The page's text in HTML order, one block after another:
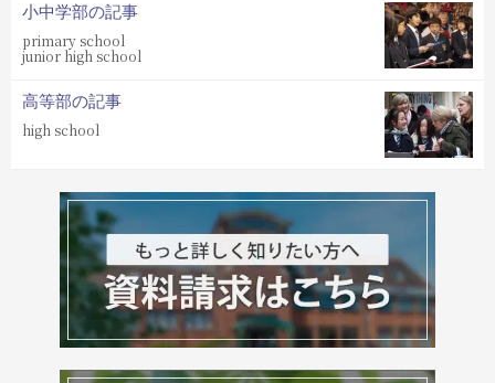
小中学部の記事
primary school
junior high school
高等部の記事
high school